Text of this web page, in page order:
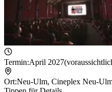
Termin:April 2027
Ort:Neu-Ulm, Cineplex Neu-